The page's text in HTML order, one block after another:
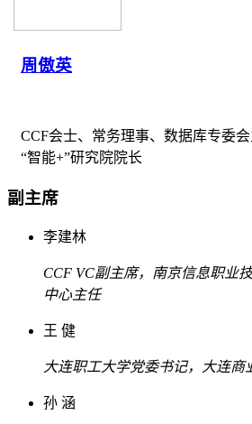
周傲英
CCF会士、常务理事、数据库专委
“智能+”研究院院长
副主席
李建林
CCF VC副主席，南京信息职业
中心主任
王 健
大连职工大学党委书记，大连商
孙 涵